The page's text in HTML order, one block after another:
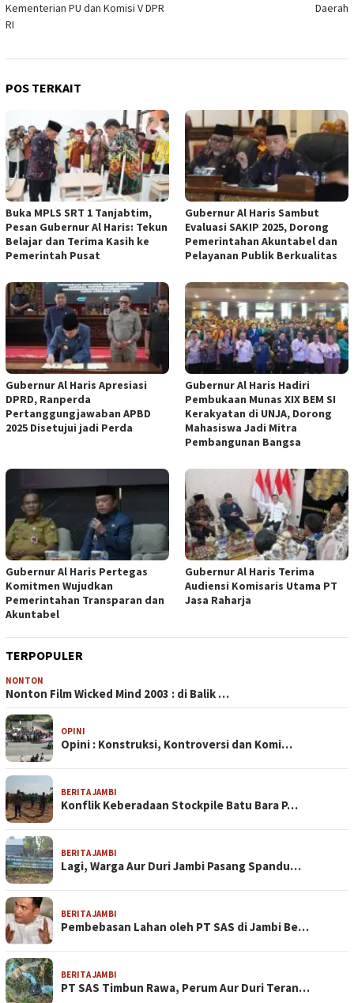
Kementerian PU dan Komisi V DPR
RI
Daerah
POS TERKAIT
Buka MPLS SRT 1 Tanjabtim,
Pesan Gubernur Al Haris: Tekun
Belajar dan Terima Kasih ke
Pemerintah Pusat
Gubernur Al Haris Sambut
Evaluasi SAKIP 2025, Dorong
Pemerintahan Akuntabel dan
Pelayanan Publik Berkualitas
Gubernur Al Haris Apresiasi
DPRD, Ranperda
Pertanggungjawaban APBD
2025 Disetujui jadi Perda
Gubernur Al Haris Hadiri
Pembukaan Munas XIX BEM SI
Kerakyatan di UNJA, Dorong
Mahasiswa Jadi Mitra
Pembangunan Bangsa
Gubernur Al Haris Pertegas
Komitmen Wujudkan
Pemerintahan Transparan dan
Akuntabel
Gubernur Al Haris Terima
Audiensi Komisaris Utama PT
Jasa Raharja
TERPOPULER
NONTON
Nonton Film Wicked Mind 2003 : di Balik …
OPINI
Opini : Konstruksi, Kontroversi dan Komi…
BERITA JAMBI
Konflik Keberadaan Stockpile Batu Bara P…
BERITA JAMBI
Lagi, Warga Aur Duri Jambi Pasang Spandu…
BERITA JAMBI
Pembebasan Lahan oleh PT SAS di Jambi Be…
BERITA JAMBI
PT SAS Timbun Rawa, Perum Aur Duri Teran…